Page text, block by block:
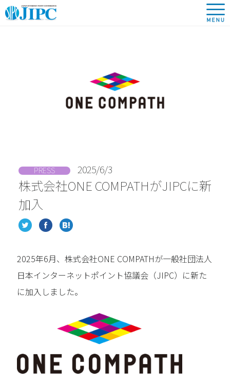
PRESS 2025/6/3
株式会社ONE COMPATHがJIPCに新
加入
2025年6月、株式会社ONE COMPATHが一般社団法人
日本インターネットポイント協議会（JIPC）に新た
に加入しました。